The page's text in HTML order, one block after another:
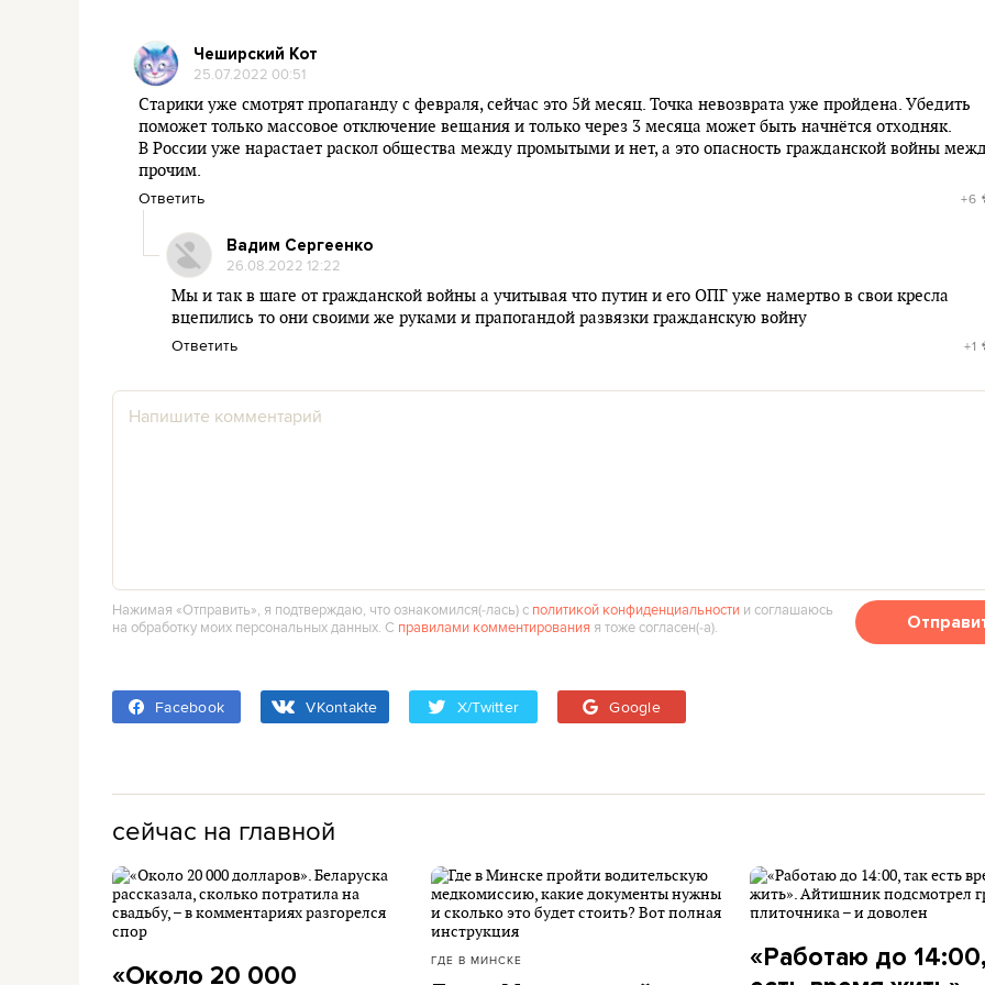
Чеширский Кот
25.07.2022 00:51
Старики уже смотрят пропаганду с февраля, сейчас это 5й месяц. Точка невозврата уже пройдена. Убедить
поможет только массовое отключение вещания и только через 3 месяца может быть начнётся отходняк.
В России уже нарастает раскол общества между промытыми и нет, а это опасность гражданской войны
прочим.
Ответить +6
Вадим Сергеенко
26.08.2022 12:22
Мы и так в шаге от гражданской войны а учитывая что путин и его ОПГ уже намертво в свои кресла
вцепились то они своими же руками и прапогандой развязки гражданскую войну
Ответить +1
Нажимая «Отправить», я подтверждаю, что ознакомился(‑лась) с политикой конфиденциальности и соглашаюсь
на обработку моих персональных данных. С правилами комментирования я тоже согласен(‑а).
Facebook VKontakte X/Twitter Google
сейчас на главной
«Около 20 000
ГДЕ В МИНСКЕ
«Работаю до